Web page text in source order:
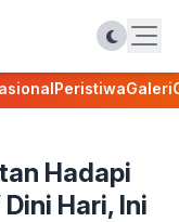
PeristiwaGaleri
Hadapi
Hari, Ini